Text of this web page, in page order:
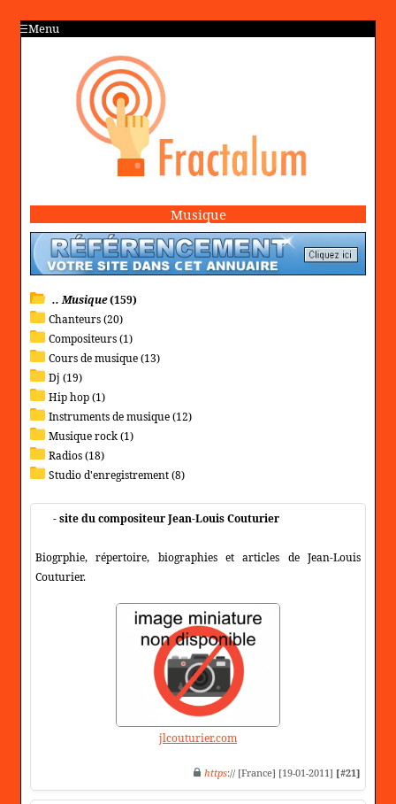
Menu
Musique
.. Musique(159)
Chanteurs (20)
Compositeurs (1)
Cours de musique (13)
Dj (19)
Hip hop (1)
Instruments de musique (12)
Musique rock (1)
Radios (18)
Studio d'enregistrement (8)
- site du compositeur Jean-Louis Couturier
Biogrphie, répertoire, biographies et articles de Jean-Louis
Couturier.
jlcouturier.com
https:// [France] [19-01-2011] [#21]